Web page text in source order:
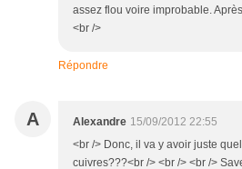
assez flou voire improbable.
<br />
Répondre
A Alexandre 15/09/2012 22:55
<br /> Donc, il va y avoir juste
cuivres???<br /> <br /> <br />